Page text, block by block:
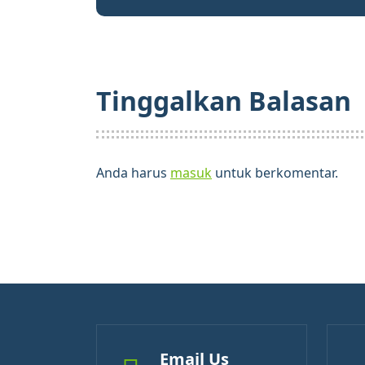
Tinggalkan Balasan
Anda harus masuk untuk berkomentar.
Email Us